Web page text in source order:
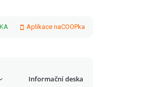
Aplikace naCOOPka
Informační deska